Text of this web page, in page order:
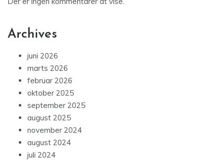
Archives
juni 2026
marts 2026
februar 2026
oktober 2025
september 2025
august 2025
november 2024
august 2024
juli 2024